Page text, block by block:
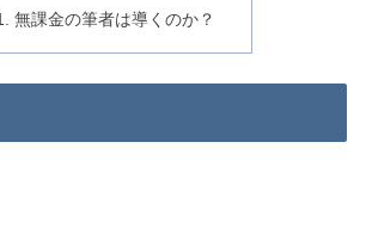
無課金の筆者は導くのか？